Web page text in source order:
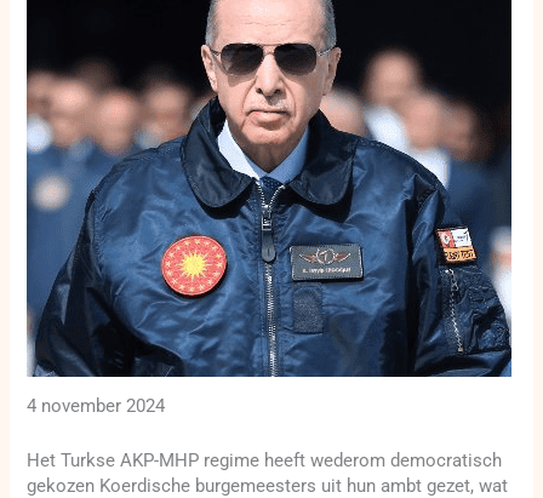
4 november 2024
Het Turkse AKP-MHP regime heeft wederom democratisch
gekozen Koerdische burgemeesters uit hun ambt gezet, wat